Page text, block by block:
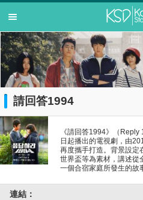
請回答1994
《請回答1994》（
日起播出的電視劇，由
再度攜手打造。背景設定
世界盃等為素材，講述從
一個合宿家庭所發生的故
連結：